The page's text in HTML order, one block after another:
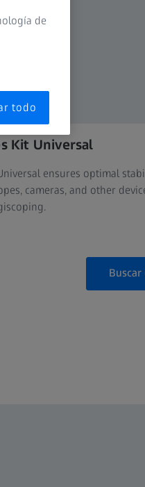
Kit Universal
ensures optimal
cameras, and other
de
todo